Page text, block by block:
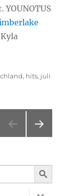
YOUNOTUS
, hits, juli
SEARCH